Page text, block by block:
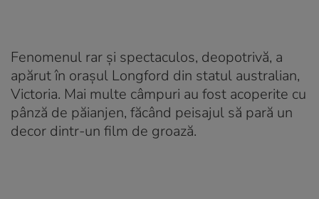
Fenomenul rar și spectaculos, deopotrivă, a
apărut în orașul Longford din statul australian,
Victoria. Mai multe câmpuri au fost acoperite cu
pânză de păianjen, făcând peisajul să pară un
decor dintr-un film de groază.